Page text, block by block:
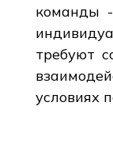
команды
требуют
условиях